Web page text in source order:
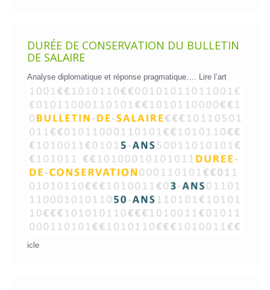
DURÉE DE CONSERVATION DU BULLETIN
DE SALAIRE
Analyse diplomatique et réponse pragmatique…. Lire l’art
icle